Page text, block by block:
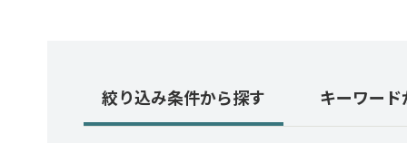
絞り込み条件から探す キーワード